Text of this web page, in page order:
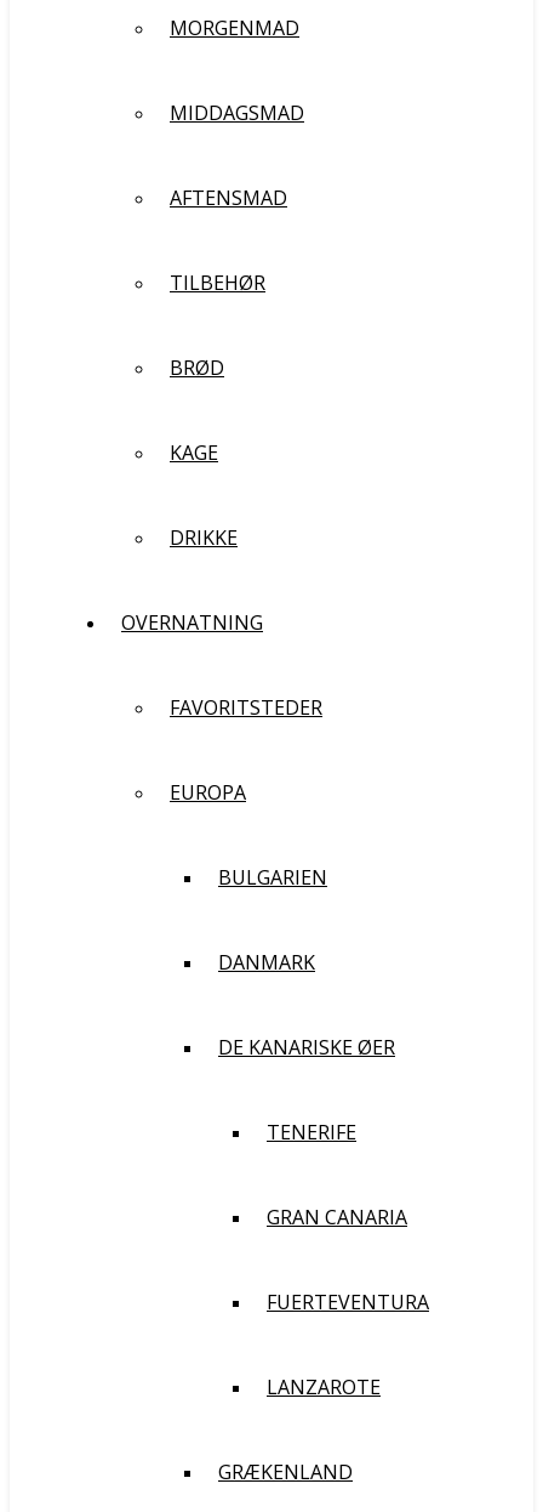
MORGENMAD
MIDDAGSMAD
AFTENSMAD
TILBEHØR
BRØD
KAGE
DRIKKE
OVERNATNING
FAVORITSTEDER
EUROPA
BULGARIEN
DANMARK
DE KANARISKE ØER
TENERIFE
GRAN CANARIA
FUERTEVENTURA
LANZAROTE
GRÆKENLAND